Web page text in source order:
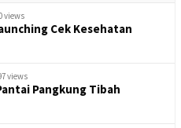
views
Cek Kesehatan
views
Pangkung Tibah